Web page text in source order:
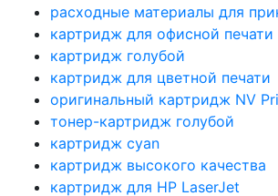
расходные материалы для
картридж для офисной печати
картридж голубой
картридж для цветной печати
оригинальный картридж NV
тонер-картридж голубой
картридж cyan
картридж высокого качества
картридж для HP LaserJet